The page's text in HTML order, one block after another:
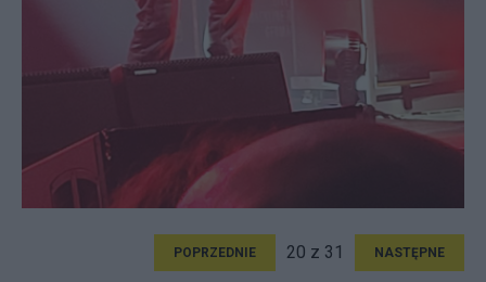
POPRZEDNIE 20 z 31 NASTĘPNE